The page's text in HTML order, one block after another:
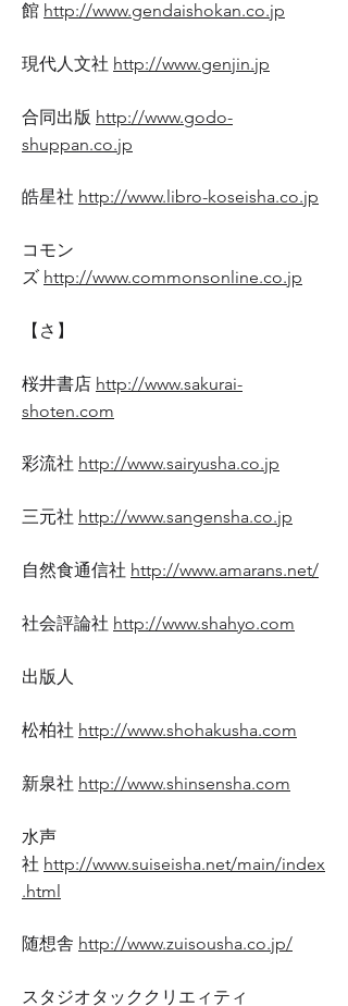
館 http://www.gendaishokan.co.jp
現代人文社 http://www.genjin.jp
合同出版 http://www.godo-
shuppan.co.jp
皓星社 http://www.libro-koseisha.co.jp
コモン
ズ http://www.commonsonline.co.jp
【さ】
桜井書店 http://www.sakurai-
shoten.com
彩流社 http://www.sairyusha.co.jp
三元社 http://www.sangensha.co.jp
自然食通信社 http://www.amarans.net/
社会評論社 http://www.shahyo.com
出版人
松柏社 http://www.shohakusha.com
新泉社 http://www.shinsensha.com
水声
社 http://www.suiseisha.net/main/index
.html
随想舎 http://www.zuisousha.co.jp/
スタジオタッククリエィティ